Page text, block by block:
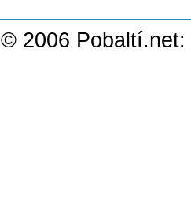
© 2006 Pobaltí.net: